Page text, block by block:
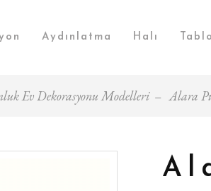
Aydınlatma Halı Tablo
Ev Dekorasyonu Modelleri Alara